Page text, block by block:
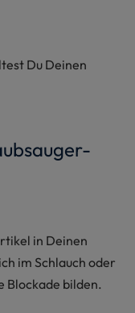
Du Deinen
in Deinen
im Schlauch oder
Blockade bilden.